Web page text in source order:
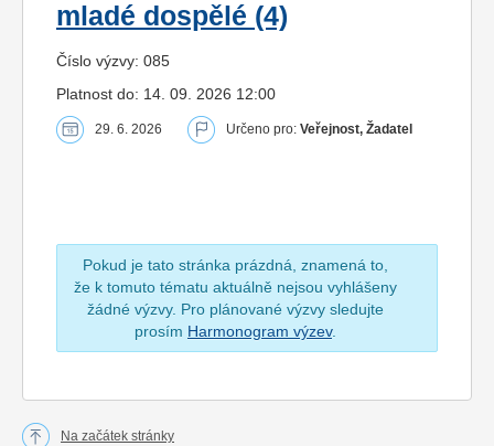
mladé dospělé (4)
Číslo výzvy: 085
Platnost do: 14. 09. 2026 12:00
29. 6. 2026 Určeno pro: Veřejnost, Žadatel
Pokud je tato stránka prázdná, znamená to,
že k tomuto tématu aktuálně nejsou vyhlášeny
žádné výzvy. Pro plánované výzvy sledujte
prosím Harmonogram výzev.
Na začátek stránky